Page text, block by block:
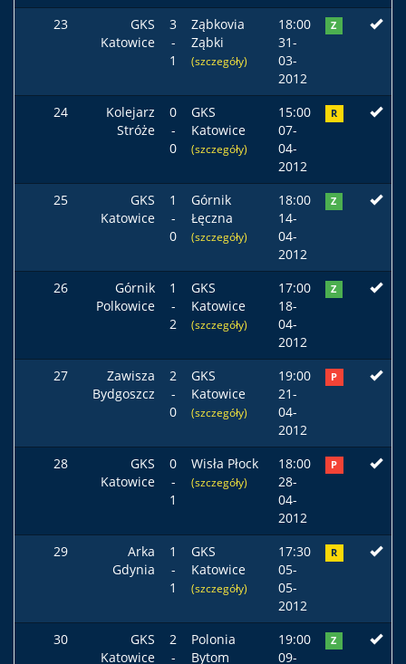
23
GKS
Katowice
3
-
1
Ząbkovia
Ząbki
(szczegóły)
18:00
31-
03-
2012
Z
24
Kolejarz
Stróże
0
-
0
GKS
Katowice
(szczegóły)
15:00
07-
04-
2012
R
25
GKS
Katowice
1
-
0
Górnik
Łęczna
(szczegóły)
18:00
14-
04-
2012
Z
26
Górnik
Polkowice
1
-
2
GKS
Katowice
(szczegóły)
17:00
18-
04-
2012
Z
27
Zawisza
Bydgoszcz
2
-
0
GKS
Katowice
(szczegóły)
19:00
21-
04-
2012
P
28
GKS
Katowice
0
-
1
Wisła Płock
(szczegóły)
18:00
28-
04-
2012
P
29
Arka
Gdynia
1
-
1
GKS
Katowice
(szczegóły)
17:30
05-
05-
2012
R
30
GKS
Katowice
2
-
Polonia
Bytom
19:00
09-
Z